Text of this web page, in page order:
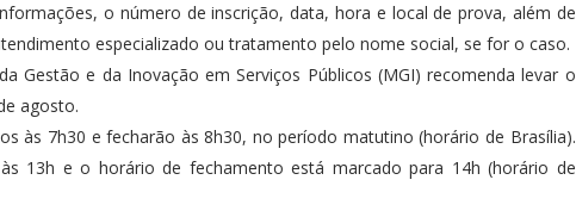
o número de inscrição, data, hora e local de prova, além de
especializado ou tratamento pelo nome social, se for o caso.
Gestão e da Inovação em Serviços Públicos (MGI) recomenda levar o
agosto.
às 7h30 e fecharão às 8h30, no período matutino (horário de Brasília).
13h e o horário de fechamento está marcado para 14h (horário de